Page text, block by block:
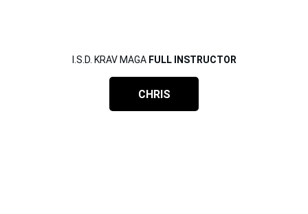
I.S.D. KRAV MAGA FULL INSTRUCTOR
CHRIS